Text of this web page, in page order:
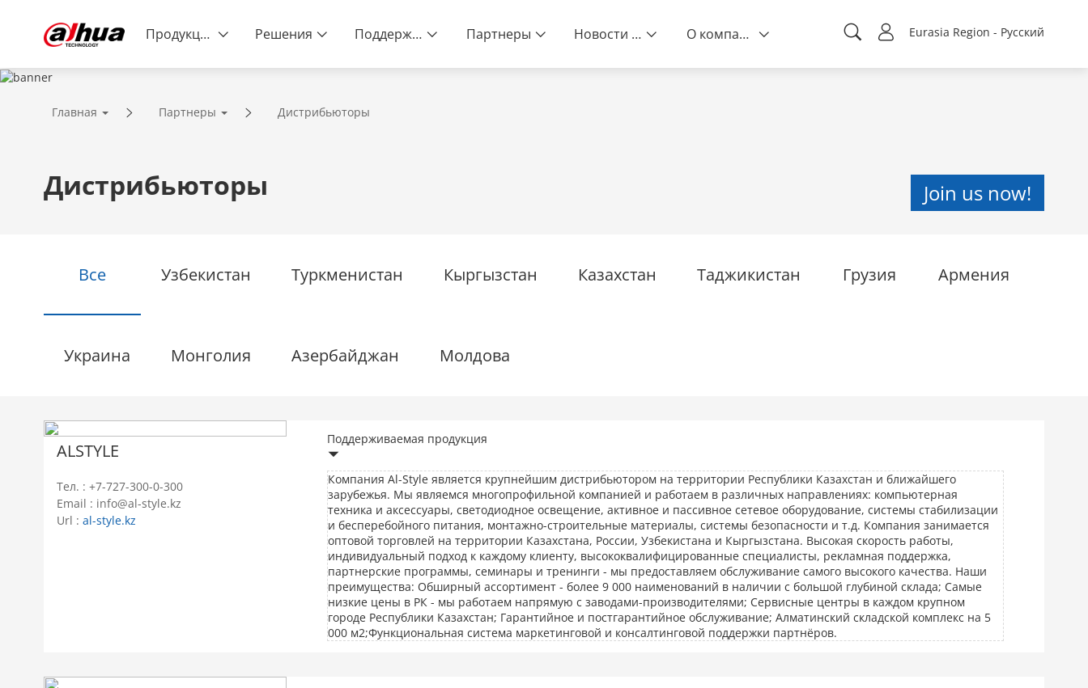
Eurasia Region - Русский
Продукция Решения Поддержка Партнеры Новости и события О компании
ПАРТНЕРЫ
Главная Партнеры Дистрибьюторы
Дистрибьюторы Join us now!
Все Узбекистан Туркменистан Кыргызстан Казахстан Таджикистан Грузия Армения
Украина Монголия Азербайджан Молдова
ALSTYLE
Тел. : +7-727-300-0-300
Email : info@al-style.kz
Url : al-style.kz
Поддерживаемая продукция
Компания Al-Style является крупнейшим дистрибьютором на территории Республики Казахстан и ближайшего
зарубежья. Мы являемся многопрофильной компанией и работаем в различных направлениях: компьютерная
техника и аксессуары, светодиодное освещение, активное и пассивное сетевое оборудование, системы стабилизации
и бесперебойного питания, монтажно-строительные материалы, системы безопасности и т.д. Компания занимается
оптовой торговлей на территории Казахстана, России, Узбекистана и Кыргызстана. Высокая скорость работы,
индивидуальный подход к каждому клиенту, высококвалифицированные специалисты, рекламная поддержка,
партнерские программы, семинары и тренинги - мы предоставляем обслуживание самого высокого качества. Наши
преимущества: Обширный ассортимент - более 9 000 наименований в наличии с большой глубиной склада; Самые
низкие цены в РК - мы работаем напрямую с заводами-производителями; Сервисные центры в каждом крупном
городе Республики Казахстан; Гарантийное и постгарантийное обслуживание; Алматинский складской комплекс на 5
000 м2;Функциональная система маркетинговой и консалтинговой поддержки партнёров.